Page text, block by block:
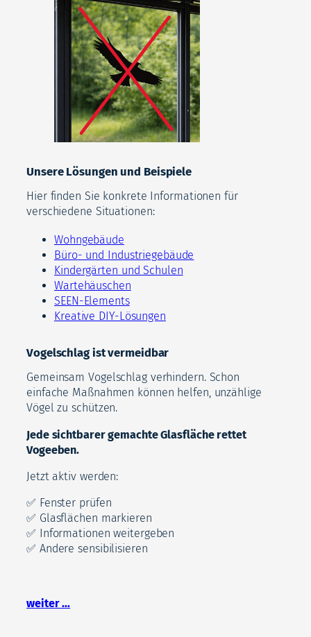
Unsere Lösungen und Beispiele
Hier finden Sie konkrete Informationen für
verschiedene Situationen:
Wohngebäude
Büro- und Industriegebäude
Kindergärten und Schulen
Wartehäuschen
SEEN-Elements
Kreative DIY-Lösungen
Vogelschlag ist vermeidbar
Gemeinsam Vogelschlag verhindern. Schon
einfache Maßnahmen können helfen, unzählige
Vögel zu schützen.
Jede sichtbarer gemachte Glasfläche rettet
Vogeeben.
Jetzt aktiv werden:
✅ Fenster prüfen
✅ Glasflächen markieren
✅ Informationen weitergeben
✅ Andere sensibilisieren
weiter …